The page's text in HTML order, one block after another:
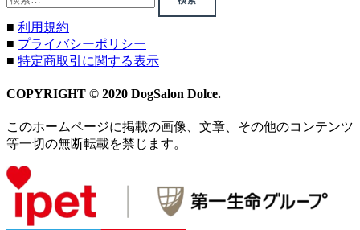
索:
■ 利用規約
■ プライバシーポリシー
■ 特定商取引に関する表示
COPYRIGHT © 2020 DogSalon Dolce.
このホームページに掲載の画像、文章、その他のコンテンツ
等一切の無断転載を禁じます。